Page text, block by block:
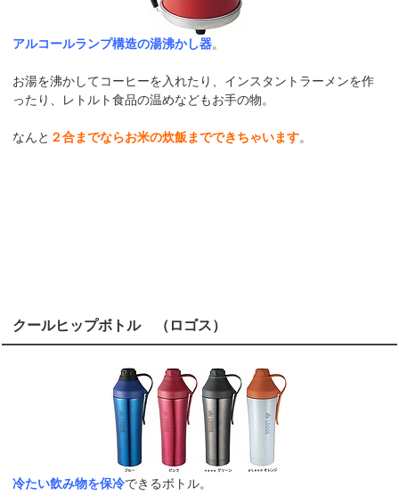
アルコールランプ構造の湯沸かし器。
お湯を沸かしてコーヒーを入れたり、インスタントラーメンを作
ったり、レトルト食品の温めなどもお手の物。
なんと ２合までならお米の炊飯までできちゃいます。
クールヒップボトル （ロゴス）
冷たい飲み物を保冷できるボトル。